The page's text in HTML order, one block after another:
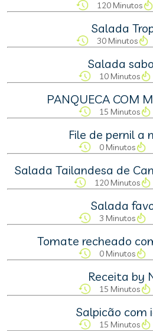
120 Minutos
Salada
30 Minutos
Salada
10 Minutos
PANQUECA COM
15 Minutos
File de pernil a
0 Minutos
Salada Tailandesa de
120 Minutos
Salada
3 Minutos
Tomate recheado
0 Minutos
Receita by
15 Minutos
Salpicão com
15 Minutos